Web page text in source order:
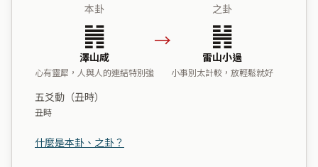
本卦
䷞
澤山咸
心有靈犀，人與人的連結特別強
→
之卦
䷽
雷山小過
小事別太計較，放輕鬆就好
五爻動（丑時）
丑時
什麼是本卦、之卦？